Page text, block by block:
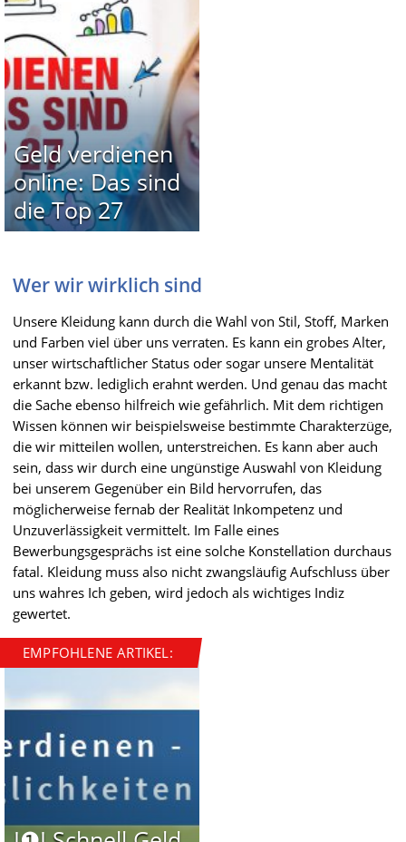
Geld verdienen
online: Das sind
die Top 27
Wer wir wirklich sind
Unsere Kleidung kann durch die Wahl von Stil, Stoff, Marken
und Farben viel über uns verraten. Es kann ein grobes Alter,
unser wirtschaftlicher Status oder sogar unsere Mentalität
erkannt bzw. lediglich erahnt werden. Und genau das macht
die Sache ebenso hilfreich wie gefährlich. Mit dem richtigen
Wissen können wir beispielsweise bestimmte Charakterzüge,
die wir mitteilen wollen, unterstreichen. Es kann aber auch
sein, dass wir durch eine ungünstige Auswahl von Kleidung
bei unserem Gegenüber ein Bild hervorrufen, das
möglicherweise fernab der Realität Inkompetenz und
Unzuverlässigkeit vermittelt. Im Falle eines
Bewerbungsgesprächs ist eine solche Konstellation durchaus
fatal. Kleidung muss also nicht zwangsläufig Aufschluss über
uns wahres Ich geben, wird jedoch als wichtiges Indiz
gewertet.
EMPFOHLENE ARTIKEL: